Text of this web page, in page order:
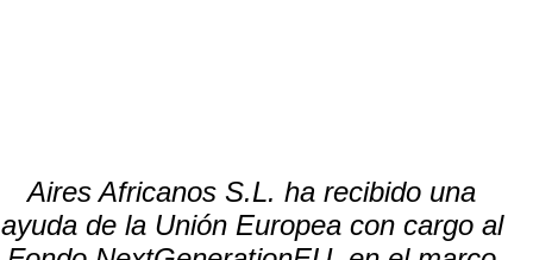
Aires Africanos S.L. ha recibido una
ayuda de la Unión Europea con cargo al